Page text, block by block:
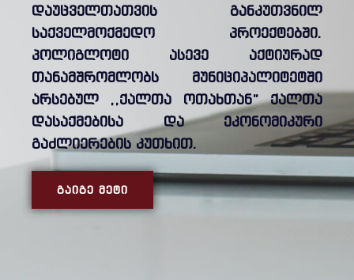
დაუცველთათვის განკუთვნილ
საქველმოქმედო პროექტებში.
პოლიგლოტი ასევე აქტიურად
თანამშრომლობს მუნიციპალიტეტში
არსებულ ,,ქალთა ოთახთან” ქალთა
დასაქმებისა და ეკონომიკური
გაძლიერების კუთხით.
ᲒᲐᲘᲒᲔ ᲛᲔᲢᲘ